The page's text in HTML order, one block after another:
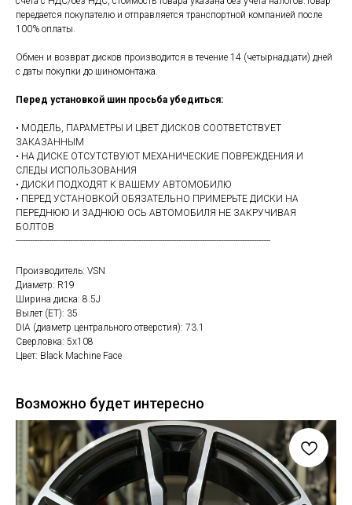
передается покупателю и отправляется транспортной компанией после
100% оплаты.
Обмен и возврат дисков производится в течение 14 (четырнадцати) дней
с даты покупки до шиномонтажа.
Перед установкой шин просьба убедиться:
• МОДЕЛЬ, ПАРАМЕТРЫ И ЦВЕТ ДИСКОВ СООТВЕТСТВУЕТ
ЗАКАЗАННЫМ
• НА ДИСКЕ ОТСУТСТВУЮТ МЕХАНИЧЕСКИЕ ПОВРЕЖДЕНИЯ И
СЛЕДЫ ИСПОЛЬЗОВАНИЯ
• ДИСКИ ПОДХОДЯТ К ВАШЕМУ АВТОМОБИЛЮ
• ПЕРЕД УСТАНОВКОЙ ОБЯЗАТЕЛЬНО ПРИМЕРЬТЕ ДИСКИ НА
ПЕРЕДНЮЮ И ЗАДНЮЮ ОСЬ АВТОМОБИЛЯ НЕ ЗАКРУЧИВАЯ
БОЛТОВ
------------------------------------------------------------------------------------------------------------
Производитель: VSN
Диаметр: R19
Ширина диска: 8.5J
Вылет (ET): 35
DIA (диаметр центрального отверстия): 73.1
Сверловка: 5х108
Цвет: Black Machine Face
Возможно будет интересно